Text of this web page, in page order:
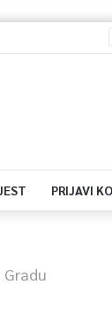
PRIJAVI
Gradu